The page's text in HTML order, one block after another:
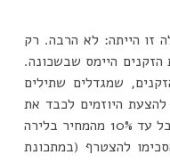
זו הייתה: לא הרבה. רק
היימס שבשכונה.
שמגדלים שתילים
היוזמים לכבד את
הלירה שפירא, לרבות קפה שפירא – אף הוא עסק חברתי שבעליו היה בין מובילי היוזמה – הסכימו לקבל עד 10% מהמחיר בלירה
להצטרף (במתכונת